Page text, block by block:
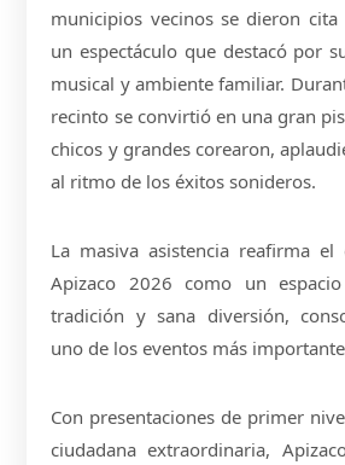
municipios vecinos se dieron
un espectáculo que destacó por
musical y ambiente familiar.
recinto se convirtió en una gran
chicos y grandes corearon,
al ritmo de los éxitos sonideros.
La masiva asistencia reafirma
Apizaco 2026 como un
tradición y sana diversión,
uno de los eventos más
Con presentaciones de primer
ciudadana extraordinaria,